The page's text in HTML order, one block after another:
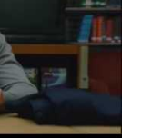
TEN FILM DO PLAYLISTY